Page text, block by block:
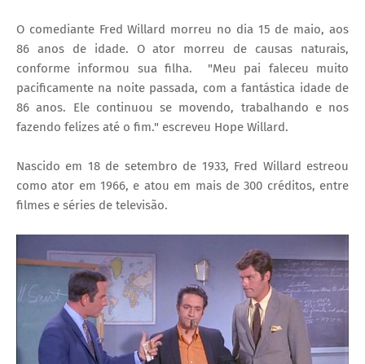
O comediante Fred Willard morreu no dia 15 de maio, aos
86 anos de idade. O ator morreu de causas naturais,
conforme informou sua filha. "Meu pai faleceu muito
pacificamente na noite passada, com a fantástica idade de
86 anos. Ele continuou se movendo, trabalhando e nos
fazendo felizes até o fim." escreveu Hope Willard.
Nascido em 18 de setembro de 1933, Fred Willard estreou
como ator em 1966, e atou em mais de 300 créditos, entre
filmes e séries de televisão.